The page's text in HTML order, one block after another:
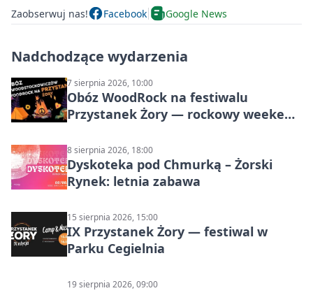
Zaobserwuj nas! Facebook Google News
Nadchodzące wydarzenia
7 sierpnia 2026, 10:00
Obóz WoodRock na festiwalu
Przystanek Żory — rockowy weekend
8 sierpnia 2026, 18:00
Dyskoteka pod Chmurką – Żorski
Rynek: letnia zabawa
15 sierpnia 2026, 15:00
IX Przystanek Żory — festiwal w
Parku Cegielnia
19 sierpnia 2026, 09:00